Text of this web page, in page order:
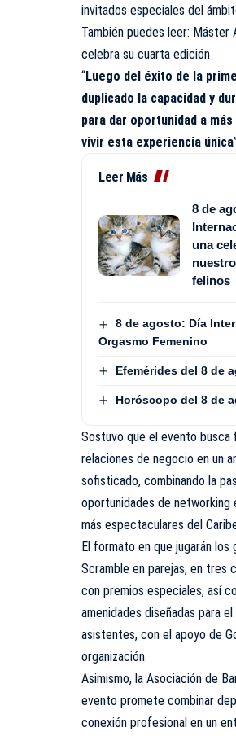
invitados especiales del
También puedes leer: Máster
celebra su cuarta edición
“Luego del éxito de la
duplicado la capacidad y
para dar oportunidad a
vivir esta experiencia única
Leer Más
8 de
una
felinos
8 de agosto: Día
Orgasmo Femenino
Efemérides del 8 de
Horóscopo del 8 de
Sostuvo que el evento busca
relaciones de negocio en un
sofisticado, combinando la
oportunidades de networking
más espectaculares del
El formato en que jugarán los
Scramble en parejas, en tres
con premios especiales, así
amenidades diseñadas para
asistentes, con el apoyo de
organización.
Asimismo, la Asociación de
evento promete combinar
conexión profesional en un